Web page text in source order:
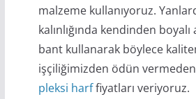
malzeme kullanıyoruz.
kalınlığında kendinden
bant kullanarak böylece
işçiliğimizden ödün
pleksi harffiyatları veriyoruz.